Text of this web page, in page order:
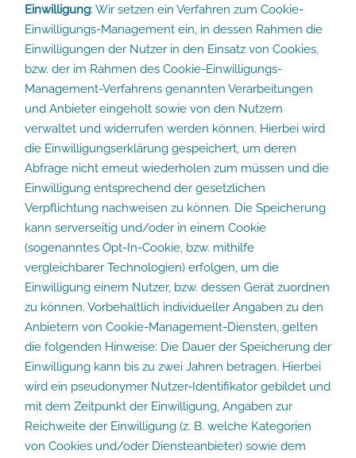
Einwilligung: Wir setzen ein Verfahren zum Cookie-
Einwilligungs-Management ein, in dessen Rahmen die
Einwilligungen der Nutzer in den Einsatz von Cookies,
bzw. der im Rahmen des Cookie-Einwilligungs-
Management-Verfahrens genannten Verarbeitungen
und Anbieter eingeholt sowie von den Nutzern
verwaltet und widerrufen werden können. Hierbei wird
die Einwilligungserklärung gespeichert, um deren
Abfrage nicht erneut wiederholen zum müssen und die
Einwilligung entsprechend der gesetzlichen
Verpflichtung nachweisen zu können. Die Speicherung
kann serverseitig und/oder in einem Cookie
(sogenanntes Opt-In-Cookie, bzw. mithilfe
vergleichbarer Technologien) erfolgen, um die
Einwilligung einem Nutzer, bzw. dessen Gerät zuordnen
zu können. Vorbehaltlich individueller Angaben zu den
Anbietern von Cookie-Management-Diensten, gelten
die folgenden Hinweise: Die Dauer der Speicherung der
Einwilligung kann bis zu zwei Jahren betragen. Hierbei
wird ein pseudonymer Nutzer-Identifikator gebildet und
mit dem Zeitpunkt der Einwilligung, Angaben zur
Reichweite der Einwilligung (z. B. welche Kategorien
von Cookies und/oder Diensteanbieter) sowie dem